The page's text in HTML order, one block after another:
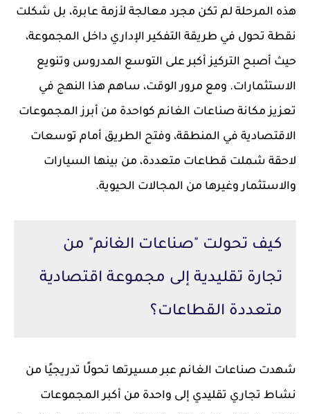
هذه المرحلة لم تكن مجرد معالجة لأزمة عابرة، بل شكلت
نقطة تحول في طريقة التفكير الإداري داخل المجموعة،
حيث أصبح التركيز أكبر على التوسع المدروس وتنويع
الاستثمارات. ومع مرور الوقت، ساهم هذا النهج في
تعزيز مكانة صناعات الغانم كواحدة من أبرز المجموعات
الاقتصادية في المنطقة، وفتح الطريق أمام توسعات
لاحقة شملت قطاعات متعددة، من بينها السيارات
والاستثمار وغيرها من المجالات الحيوية.
كيف تحولت "صناعات الغانم" من
تجارة تقليدية إلى مجموعة اقتصادية
متعددة القطاعات؟
شهدت صناعات الغانم عبر مسيرتها تحولًا تدريجيًا من
نشاط تجاري تقليدي إلى واحدة من أكبر المجموعات